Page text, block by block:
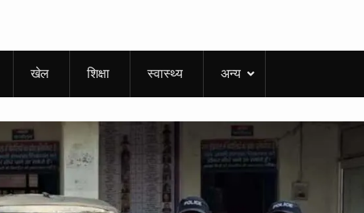
व्रत पर बन रहे
में सफलता
की नौकरी!
खेल शिक्षा स्वास्थ्य अन्य